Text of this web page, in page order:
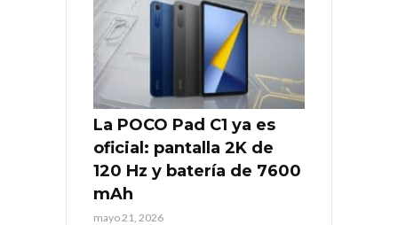
La POCO Pad C1 ya es
oficial: pantalla 2K de
120 Hz y batería de 7600
mAh
mayo 21, 2026